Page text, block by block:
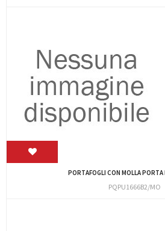
PORTAFOGLI CON MOLLA PORTA
PQPU1666B2/MO